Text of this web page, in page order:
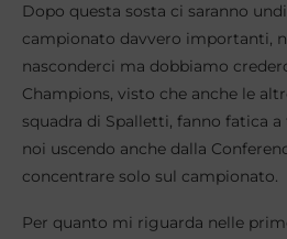
Dopo questa sosta ci saranno
campionato davvero importanti,
nasconderci ma dobbiamo
Champions, visto che anche le
squadra di Spalletti, fanno fatica
noi uscendo anche dalla
concentrare solo sul campionato.
Per quanto mi riguarda nelle